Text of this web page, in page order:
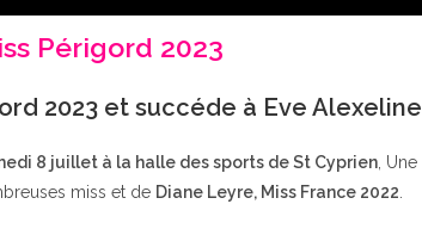
Périgord 2023
2023 et succéde à Eve Alexeline
8 juillet à la halle des sports de St Cyprien, Une
miss et de Diane Leyre, Miss France 2022